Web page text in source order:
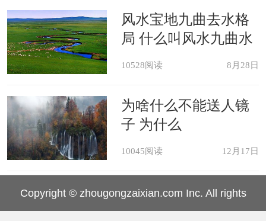
生辰八字五行所忌之数字，例如，老总
生辰八字五行忌金，则一般不得选第
七、或第八间房作为办公室，
其不利后果视老总命局而定。
九、办公室的九宫风水：即办
坤以及中宫共九个宫中，哪一个宫见煞
风水宝地九曲去水格
局 什么叫风水九曲水
10528阅读 8月28日
为啥什么不能送人镜
子 为什么
10045阅读 12月17日
Copyright © zhougongzaixian.com Inc. All rights